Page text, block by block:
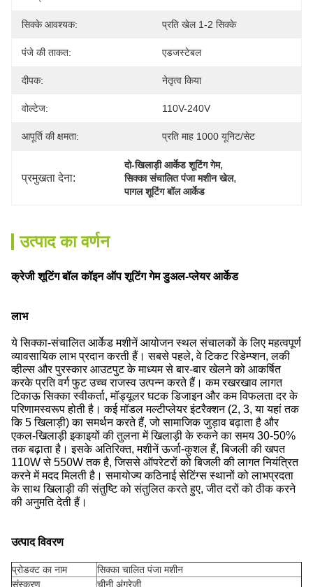
सिक्के आवश्यक: प्रति खेल 1-2 सिक्के
पंजे की ताकत: एडजस्टेबल
दीपक: नेतृत्व किया
वोल्टेज: 110V-240V
आपूर्ति की क्षमता: प्रति माह 1000 यूनिट/सेट
प्रमुखता देना:
दो-खिलाड़ी आर्केड शूटिंग गेम,
सिक्का संचालित पंजा मशीन खेल,
पागल शूटिंग बॉल आर्केड
उत्पाद का वर्णन
क्रेजी शूटिंग बॉल कॉइन ऑप शूटिंग गेम डुअल-प्लेयर आर्केड
लाभ
ये सिक्का-संचालित आर्केड मशीनें आयोजन स्थल संचालकों के लिए महत्वपूर्ण
व्यावसायिक लाभ प्रदान करती हैं। सबसे पहले, वे टिकट रिडेम्प्शन, लकी
व्हील्स और पुरस्कार आउटपुट के माध्यम से बार-बार खेलने को आकर्षित
करके प्रति वर्ग फुट उच्च राजस्व उत्पन्न करते हैं। कम रखरखाव लागत
टिकाऊ सिक्का स्वीकर्ता, मॉड्यूलर घटक डिजाइन और कम विफलता दर के
परिणामस्वरूप होती है। कई मॉडल मल्टीप्लेयर इंटरैक्शन (2, 3, या यहां तक ​​
कि 5 खिलाड़ी) का समर्थन करते हैं, जो सामाजिक जुड़ाव बढ़ाता है और
एकल-खिलाड़ी इकाइयों की तुलना में खिलाड़ी के रुकने का समय 30-50%
तक बढ़ाता है। इसके अतिरिक्त, मशीनें ऊर्जा-कुशल हैं, बिजली की खपत
110W से 550W तक है, जिससे ऑपरेटरों को बिजली की लागत नियंत्रित
करने में मदद मिलती है। समायोज्य कठिनाई सेटिंग्स स्थानों को लाभप्रदता
के साथ खिलाड़ी की संतुष्टि को संतुलित करते हुए, जीत दरों को ठीक करने
की अनुमति देती हैं।
उत्पाद विवरण
प्रोडक्ट का नाम
सिक्का चालित पंजा मशीन
संस्करण
चीनी अंग्रेजी